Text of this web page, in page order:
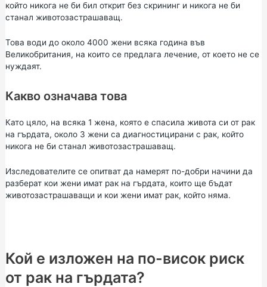
който никога не би бил открит без скрининг и никога не би
станал животозастрашаващ.
Това води до около 4000 жени всяка година във
Великобритания, на които се предлага лечение, от което не се
нуждаят.
Какво означава това
Като цяло, на всяка 1 жена, която е спасила живота си от рак
на гърдата, около 3 жени са диагностицирани с рак, който
никога не би станал животозастрашаващ.
Изследователите се опитват да намерят по-добри начини да
разберат кои жени имат рак на гърдата, които ще бъдат
животозастрашаващи и кои жени имат рак, който няма.
Кой е изложен на по-висок риск
от рак на гърдата?